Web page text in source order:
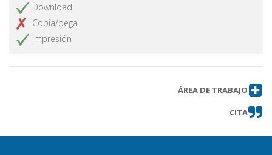
Download
Copia/pega
Impresión
ÁREA DE TRABAJO
CITA